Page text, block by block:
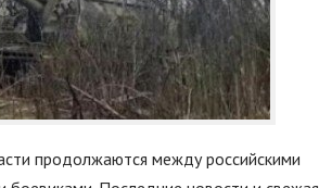
продолжаются между российскими